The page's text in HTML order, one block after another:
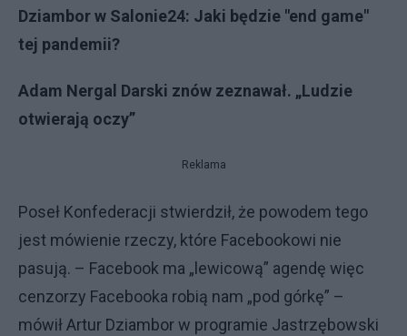
Dziambor w Salonie24: Jaki będzie "end game"
tej pandemii?
Adam Nergal Darski znów zeznawał. „Ludzie
otwierają oczy”
Reklama
Poseł Konfederacji stwierdził, że powodem tego
jest mówienie rzeczy, które Facebookowi nie
pasują. – Facebook ma „lewicową” agendę więc
cenzorzy Facebooka robią nam „pod górkę” –
mówił Artur Dziambor w programie Jastrzębowski